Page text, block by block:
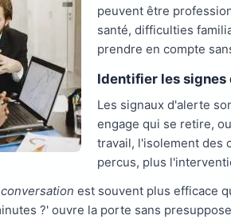
peuvent être
santé, difficulties
prendre en compte
Identifier les
Les signaux d'alerte
engage qui se retire,
travail, l'isolement des
percus, plus
est souvent plus efficace
?' ouvre la porte sans